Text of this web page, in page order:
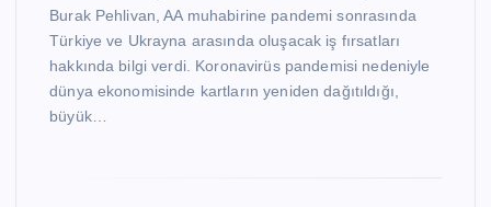
Burak Pehlivan, AA muhabirine pandemi sonrasında
Türkiye ve Ukrayna arasında oluşacak iş fırsatları
hakkında bilgi verdi. Koronavirüs pandemisi nedeniyle
dünya ekonomisinde kartların yeniden dağıtıldığı,
büyük…